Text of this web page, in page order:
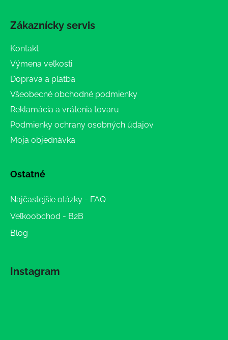
Zákaznícky servis
Kontakt
Výmena veľkosti
Doprava a platba
Všeobecné obchodné podmienky
Reklamácia a vrátenia tovaru
Podmienky ochrany osobných údajov
Moja objednávka
Ostatné
Najčastejšie otázky - FAQ
Veľkoobchod - B2B
Blog
Instagram